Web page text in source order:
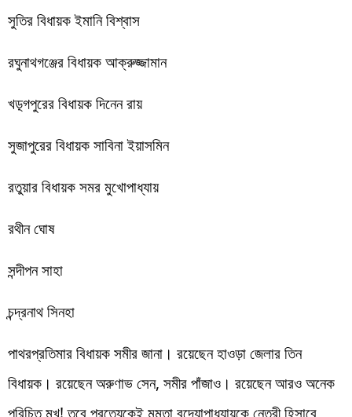
সুতির বিধায়ক ইমানি বিশ্বাস
রঘুনাথগঞ্জের বিধায়ক আক্রুজ্জামান
খড়্গপুরের বিধায়ক দিনেন রায়
সুজাপুরের বিধায়ক সাবিনা ইয়াসমিন
রতুয়ার বিধায়ক সমর মুখোপাধ্যায়
রথীন ঘোষ
সন্দীপন সাহা
চন্দ্রনাথ সিনহা
পাথরপ্রতিমার বিধায়ক সমীর জানা। রয়েছেন হাওড়া জেলার তিন
বিধায়ক। রয়েছেন অরুণাভ সেন, সমীর পাঁজাও। রয়েছেন আরও অনেক